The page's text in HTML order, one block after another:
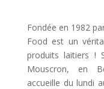
Fondée en 1982
Food est un
produits laitiers !
Mouscron, en
accueille du lundi